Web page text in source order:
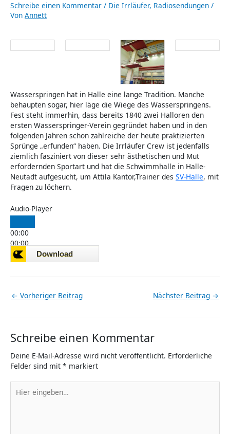
Schreibe einen Kommentar / Die Irrläufer, Radiosendungen /
Von Annett
Wasserspringen hat in Halle eine lange Tradition. Manche
behaupten sogar, hier läge die Wiege des Wasserspringens.
Fest steht immerhin, dass bereits 1840 zwei Halloren den
ersten Wasserspringer-Verein gegründet haben und in den
folgenden Jahren schon zahlreiche der heute praktizierten
Sprünge „erfunden“ haben. Die Irrläufer Crew ist jedenfalls
ziemlich fasziniert von dieser sehr ästhetischen und Mut
erfordernden Sportart und hat die Schwimmhalle in Halle-
Neutadt aufgesucht, um Attila Kantor,Trainer des SV-Halle, mit
Fragen zu löchern.
Audio-Player
00:00
00:00
00:00
← Vorheriger Beitrag Nächster Beitrag →
Schreibe einen Kommentar
Deine E-Mail-Adresse wird nicht veröffentlicht. Erforderliche
Felder sind mit * markiert
eingeben…